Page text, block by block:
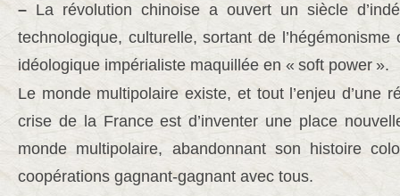
– La révolution chinoise a ouvert un siècle
technologique, culturelle, sortant de
idéologique impérialiste maquillée en « soft power ».
Le monde multipolaire existe, et tout l’enjeu d’une
crise de la France est d’inventer une place
monde multipolaire, abandonnant son histoire
coopérations gagnant-gagnant avec tous.